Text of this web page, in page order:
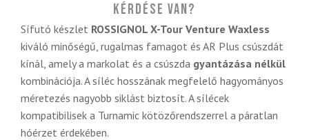
Kérdése van?
Sífutó készlet ROSSIGNOL X-Tour Venture Waxless
kiváló minőségű, rugalmas famagot és AR Plus csúszdát
kínál, amely a markolat és a csúszda gyantázása nélkül
kombinációja. A síléc hosszának megfelelő hagyományos
méretezés nagyobb siklást biztosít. A sílécek
kompatibilisek a Turnamic kötözőrendszerrel a páratlan
hóérzet érdekében.